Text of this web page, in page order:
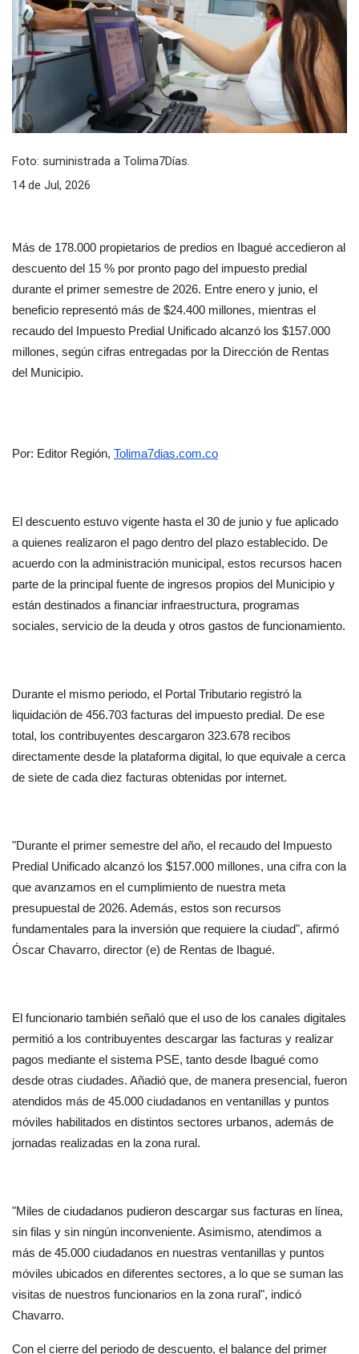
Foto: suministrada a Tolima7Días.
14 de Jul, 2026
Más de 178.000 propietarios de predios en Ibagué accedieron al
descuento del 15 % por pronto pago del impuesto predial
durante el primer semestre de 2026. Entre enero y junio, el
beneficio representó más de $24.400 millones, mientras el
recaudo del Impuesto Predial Unificado alcanzó los $157.000
millones, según cifras entregadas por la Dirección de Rentas
del Municipio.
Por: Editor Región, Tolima7dias.com.co
El descuento estuvo vigente hasta el 30 de junio y fue aplicado
a quienes realizaron el pago dentro del plazo establecido. De
acuerdo con la administración municipal, estos recursos hacen
parte de la principal fuente de ingresos propios del Municipio y
están destinados a financiar infraestructura, programas
sociales, servicio de la deuda y otros gastos de funcionamiento.
Durante el mismo periodo, el Portal Tributario registró la
liquidación de 456.703 facturas del impuesto predial. De ese
total, los contribuyentes descargaron 323.678 recibos
directamente desde la plataforma digital, lo que equivale a cerca
de siete de cada diez facturas obtenidas por internet.
"Durante el primer semestre del año, el recaudo del Impuesto
Predial Unificado alcanzó los $157.000 millones, una cifra con la
que avanzamos en el cumplimiento de nuestra meta
presupuestal de 2026. Además, estos son recursos
fundamentales para la inversión que requiere la ciudad", afirmó
Óscar Chavarro, director (e) de Rentas de Ibagué.
El funcionario también señaló que el uso de los canales digitales
permitió a los contribuyentes descargar las facturas y realizar
pagos mediante el sistema PSE, tanto desde Ibagué como
desde otras ciudades. Añadió que, de manera presencial, fueron
atendidos más de 45.000 ciudadanos en ventanillas y puntos
móviles habilitados en distintos sectores urbanos, además de
jornadas realizadas en la zona rural.
"Miles de ciudadanos pudieron descargar sus facturas en línea,
sin filas y sin ningún inconveniente. Asimismo, atendimos a
más de 45.000 ciudadanos en nuestras ventanillas y puntos
móviles ubicados en diferentes sectores, a lo que se suman las
visitas de nuestros funcionarios en la zona rural", indicó
Chavarro.
Con el cierre del periodo de descuento, el balance del primer